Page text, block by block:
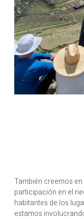
También creemos
participación en el
habitantes de los
estamos